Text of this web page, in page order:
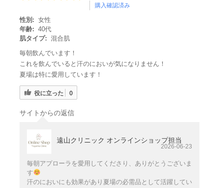
購入確認済み
性別: 女性
年齢: 40代
肌タイプ: 混合肌
毎朝飲んでいます！
これを飲んでいると汗のにおいが気になりません！
夏場は特に愛用しています！
役に立った 0
サイトからの返信
遠山クリニック オンラインショップ担当
2026-06-23
毎朝アプローラを愛用してくださり、ありがとうございま
す
汗のにおいにも効果があり夏場の必需品として活躍してい